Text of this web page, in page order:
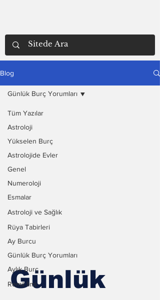
Blog
Tüm Yazılar
Astroloji
Yükselen Burç
Astrolojide Evler
Genel
Numeroloji
Esmalar
Astroloji ve Sağlık
Rüya Tabirleri
Ay Burcu
Günlük Burç Yorumları
Aylık Burç
Remil İlmi
Günlük Burç Yorumları
Günlük